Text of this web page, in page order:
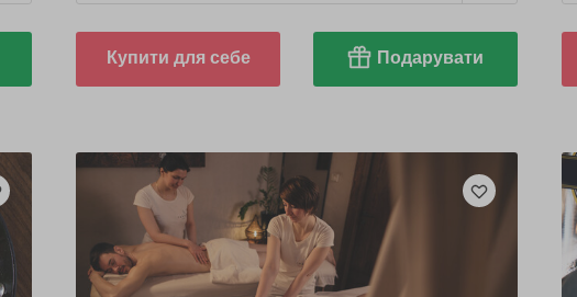
Купити для себе Подарувати